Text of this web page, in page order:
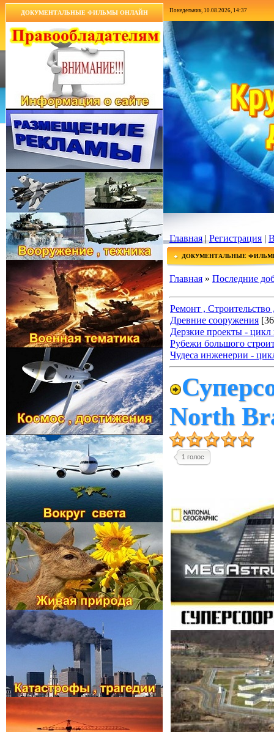
ДОКУМЕНТАЛЬНЫЕ ФИЛЬМЫ ОНЛАЙН Понедельник, 10.08.2026, 14:37
Главная|Регистрация |
ДОКУМЕНТАЛЬНЫЕ
Главная » Последние
Ремонт ,
Древние сооружения
Дерзкие проекты - цикл
Рубежи большого
Чудеса инженерии -
North
1 голос